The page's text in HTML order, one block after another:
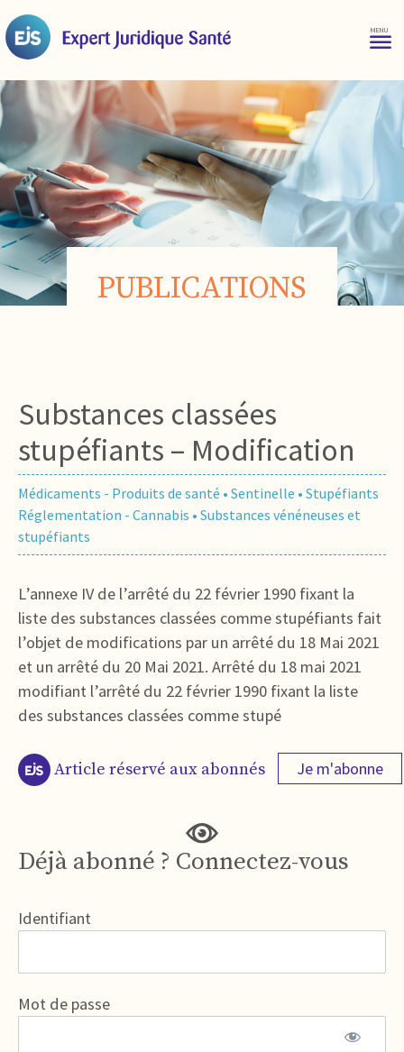
PUBLICATIONS
Substances classées
stupéfiants – Modification
Médicaments - Produits de santé • Sentinelle • Stupéfiants
Réglementation - Cannabis • Substances vénéneuses et
stupéfiants
L’annexe IV de l’arrêté du 22 février 1990 fixant la
liste des substances classées comme stupéfiants fait
l’objet de modifications par un arrêté du 18 Mai 2021
et un arrêté du 20 Mai 2021. Arrêté du 18 mai 2021
modifiant l’arrêté du 22 février 1990 fixant la liste
des substances classées comme stupé
Article réservé aux abonnés Je m'abonne
Déjà abonné ? Connectez-vous
Identifiant
Mot de passe